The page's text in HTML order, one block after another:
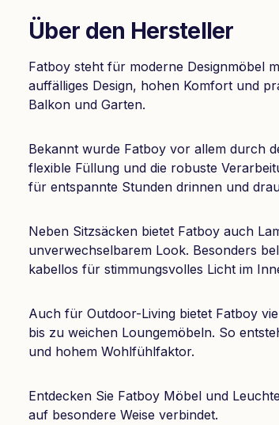
Über den Hersteller
Fatboy steht für moderne Designmöbel
auffälliges Design, hohen Komfort und
Balkon und Garten.
Bekannt wurde Fatboy vor allem durch
flexible Füllung und die robuste
für entspannte Stunden drinnen und
Neben Sitzsäcken bietet Fatboy auch
unverwechselbarem Look. Besonders
kabellos für stimmungsvolles Licht im
Auch für Outdoor-Living bietet Fatboy
bis zu weichen Loungemöbeln. So
und hohem Wohlfühlfaktor.
Entdecken Sie Fatboy Möbel und
auf besondere Weise verbindet.